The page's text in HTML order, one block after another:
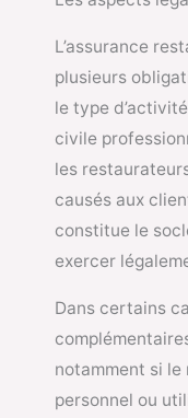
L’assurance
plusieurs
le type
civile
les
causés aux
constitue le
exercer
Dans certains
notamment si
personnel ou